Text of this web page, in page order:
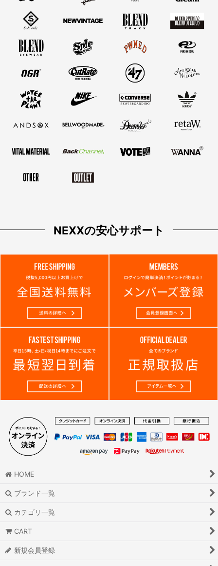
NEXXの安心サポート
HOME
ブランド一覧
カテゴリ一覧
CART
新規会員登録